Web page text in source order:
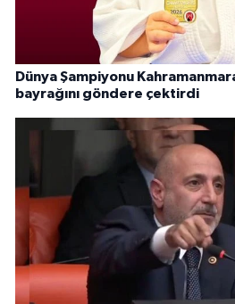
Dünya Şampiyonu
bayrağını göndere çektirdi